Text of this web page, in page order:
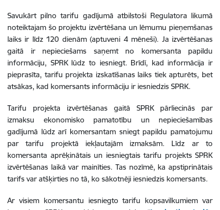
Savukārt pilno tarifu gadījumā atbilstoši Regulatora likumā
noteiktajam šo projektu izvērtēšana un lēmumu pieņemšanas
laiks ir līdz 120 dienām (aptuveni 4 mēneši). Ja izvērtēšanas
gaitā ir nepieciešams saņemt no komersanta papildu
informāciju, SPRK lūdz to iesniegt. Brīdī, kad informācija ir
pieprasīta, tarifu projekta izskatīšanas laiks tiek apturēts, bet
atsākas, kad komersants informāciju ir iesniedzis SPRK.
Tarifu projekta izvērtēšanas gaitā SPRK pārliecinās par
izmaksu ekonomisko pamatotību un nepieciešamības
gadījumā lūdz arī komersantam sniegt papildu pamatojumu
par tarifu projektā iekļautajām izmaksām. Līdz ar to
komersanta aprēķinātais un iesniegtais tarifu projekts SPRK
izvērtēšanas laikā var mainīties. Tas nozīmē, ka apstiprinātais
tarifs var atšķirties no tā, ko sākotnēji iesniedzis komersants.
Ar visiem komersantu iesniegto tarifu kopsavilkumiem var